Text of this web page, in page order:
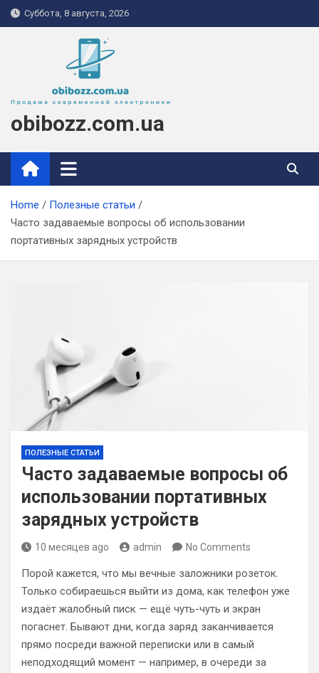
Skip
to
Суббота, 8 августа, 2026
obibozz.com.ua
Home
Полезные статьи
Часто задаваемые вопросы об использовании
портативных зарядных устройств
ПОЛЕЗНЫЕ СТАТЬИ
Часто задаваемые вопросы об
использовании портативных
зарядных устройств
10 месяцев ago admin No Comments
Порой кажется, что мы вечные заложники розеток.
Только собираешься выйти из дома, как телефон уже
издаёт жалобный писк — ещё чуть-чуть и экран
погаснет. Бывают дни, когда заряд заканчивается
прямо посреди важной переписки или в самый
неподходящий момент — например, в очереди за